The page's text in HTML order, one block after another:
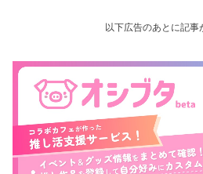
以下広告のあとに記事